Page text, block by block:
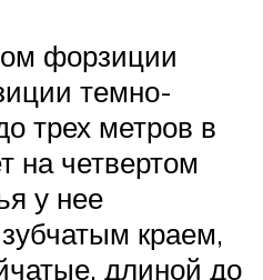
форзиции
темно-
трех метров в
на четвертом
у нее
краем,
длиной до